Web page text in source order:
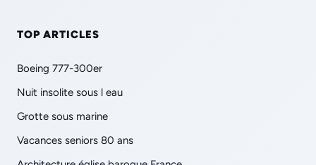
TOP ARTICLES
Boeing 777-300er
Nuit insolite sous l eau
Grotte sous marine
Vacances seniors 80 ans